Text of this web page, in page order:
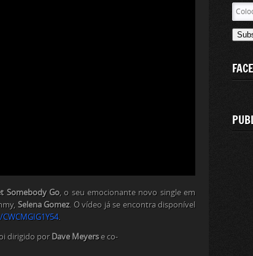
Somebody Go, o seu emocionante novo single em
Selena Gomez. O vídeo já se encontra disponível
.
dirigido por Dave Meyerse co-
aqui
o
de
email